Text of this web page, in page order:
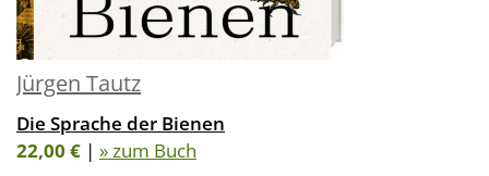
Jürgen Tautz
Die Sprache der Bienen
22,00 € | » zum Buch